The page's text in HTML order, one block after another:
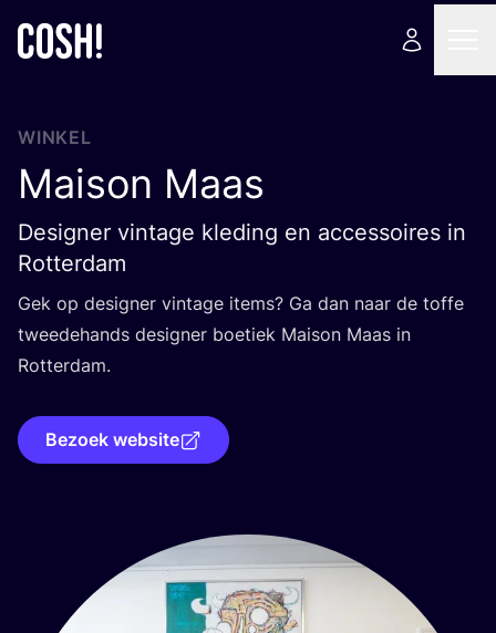
WINKEL
Maison Maas
Designer vintage kleding en accessoires in
Rotterdam
Gek op desig­ner vin­ta­ge items? Ga dan naar de tof­fe
twee­de­hands desig­ner boe­tiek Mai­son Maas in
Rotterdam.
Bezoek website